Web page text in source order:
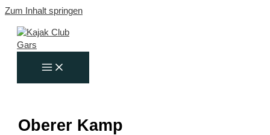
Zum Inhalt springen
Oberer Kamp